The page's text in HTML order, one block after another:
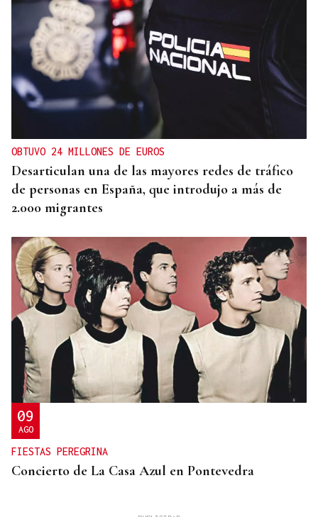
OBTUVO 24 MILLONES DE EUROS
Desarticulan una de las mayores redes de tráfico
de personas en España, que introdujo a más de
2.000 migrantes
09
AGO
FIESTAS PEREGRINA
Concierto de La Casa Azul en Pontevedra